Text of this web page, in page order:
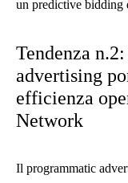
un predictive bidding
Tendenza
advertising
efficienza
Network
Il programmatic